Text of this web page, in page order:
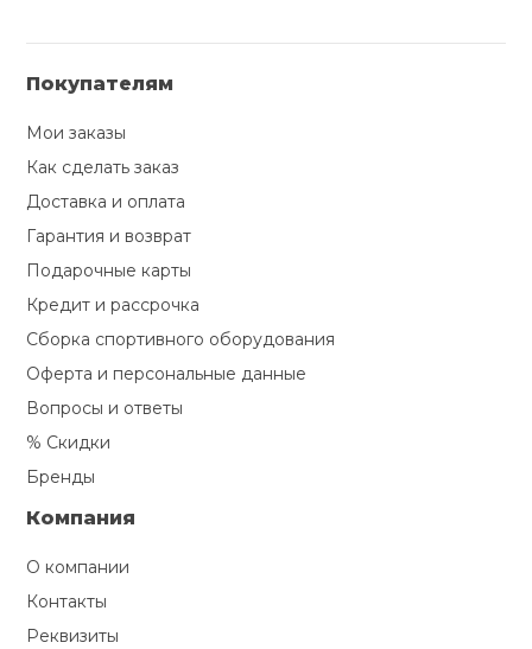
Покупателям
Мои заказы
Как сделать заказ
Доставка и оплата
Гарантия и возврат
Подарочные карты
Кредит и рассрочка
Сборка спортивного оборудования
Оферта и персональные данные
Вопросы и ответы
% Скидки
Бренды
Компания
О компании
Контакты
Реквизиты